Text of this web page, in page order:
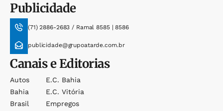
Publicidade
(71) 2886-2683 / Ramal 8585 | 8586
publicidade@grupoatarde.com.br
Canais e Editorias
Autos
Bahia
Brasil
E.c. Bahia
E.c. Vitória
Empregos